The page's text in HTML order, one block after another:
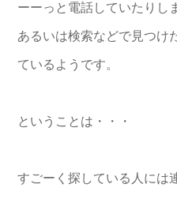
ーーっと電話していたりし
あるいは検索などで見つけ
ているよう です。
ということは・・・
すごーく探している人には